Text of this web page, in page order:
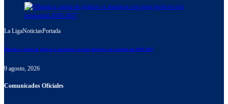
La LigaNoticiasPortada
Olimpia a cuenta de golazos se mantiene con paso perfecto esta temporada 2026-2027
9 agosto, 2026
Comunicados Oficiales